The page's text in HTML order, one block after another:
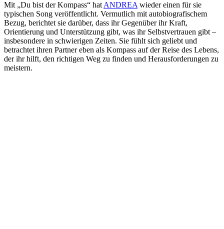
Mit „Du bist der Kompass“ hat ANDREA wieder einen für sie
typischen Song veröffentlicht. Vermutlich mit autobiografischem
Bezug, berichtet sie darüber, dass ihr Gegenüber ihr Kraft,
Orientierung und Unterstützung gibt, was ihr Selbstvertrauen gibt –
insbesondere in schwierigen Zeiten. Sie fühlt sich geliebt und
betrachtet ihren Partner eben als Kompass auf der Reise des Lebens,
der ihr hilft, den richtigen Weg zu finden und Herausforderungen zu
meistern.